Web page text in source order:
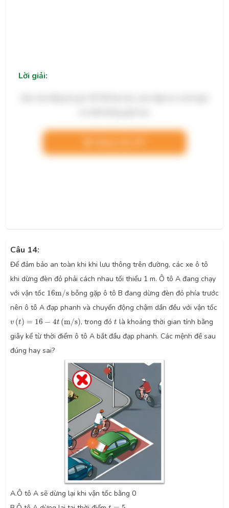
Lời giải:
Câu 14:
Để đảm bảo an toàn khi khi lưu thông trên đường, các xe ô tô
khi dừng đèn đỏ phải cách nhau tối thiểu 1 m. Ô tô A đang chạy
với vận tốc 16m/s
16m /s bỗng gặp ô tô B đang dừng đèn đỏ phía trước
nên ô tô A đạp phanh và chuyển động chậm dần đều với vận tốc
v (t) = 16 − 4t (m/s)
v (t)= 16−4 m/ s) , trong đót
t là khoảng thời gian tính bằng
giây kể từ thời điểm ô tô A bắt đầu đạp phanh. Các mệnh đề sau
đúng hay sai?
A.Ô tô A sẽ dừng lại khi vận tốc bằng 0
t